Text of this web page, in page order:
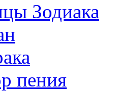
Зодиака
пения